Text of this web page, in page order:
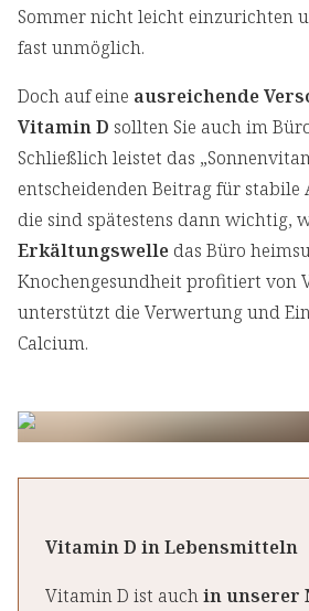
Sommer nicht leicht einzurichten
fast unmöglich.
Doch auf eine ausreichende
Vitamin D sollten Sie auch im
Schließlich leistet das
entscheidenden Beitrag für
die sind spätestens dann wichtig,
Erkältungswelle das Büro
Knochengesundheit profitiert von
unterstützt die Verwertung und
Calcium.
Vitamin D in Lebensmitteln
Vitamin D ist auchin unserer